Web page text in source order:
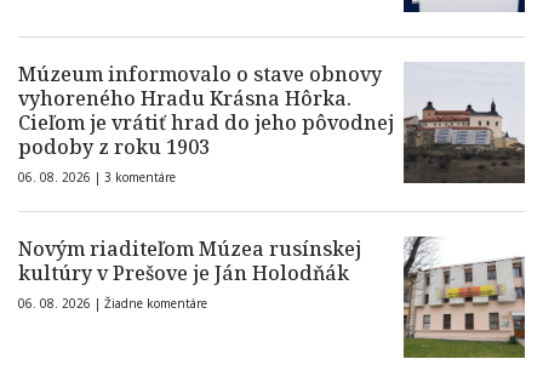
Múzeum informovalo o stave obnovy
vyhoreného Hradu Krásna Hôrka.
Cieľom je vrátiť hrad do jeho pôvodnej
podoby z roku 1903
06. 08. 2026 | 3 komentáre
Novým riaditeľom Múzea rusínskej
kultúry v Prešove je Ján Holodňák
06. 08. 2026 | Žiadne komentáre